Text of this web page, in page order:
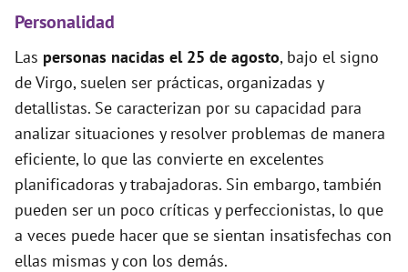
Personalidad
Las personas nacidas el 25 de agosto, bajo el signo
de Virgo, suelen ser prácticas, organizadas y
detallistas. Se caracterizan por su capacidad para
analizar situaciones y resolver problemas de manera
eficiente, lo que las convierte en excelentes
planificadoras y trabajadoras. Sin embargo, también
pueden ser un poco críticas y perfeccionistas, lo que
a veces puede hacer que se sientan insatisfechas con
ellas mismas y con los demás.